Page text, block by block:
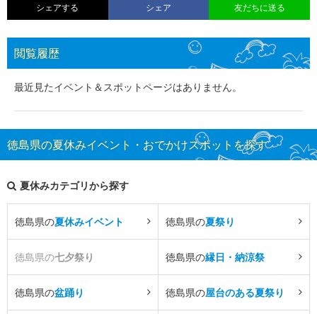
シェアする シェア 友だちに送る
閲覧履歴
最近見たイベント＆スポットページはありません。
徳島県の夏休みイベント・おでかけスポットを探す
夏休みカテゴリから探す
徳島県の夏休みイベント 徳島県の夏祭り
徳島県の七夕祭り 徳島県の縁日・納涼祭
徳島県の盆踊り 徳島県の屋台のある夏祭り